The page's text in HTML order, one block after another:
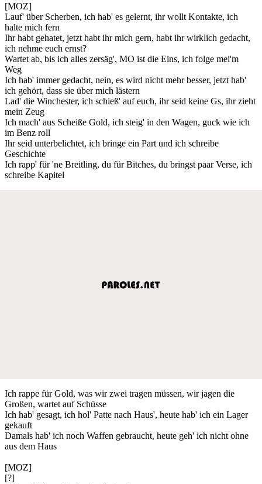
[MOZ]
Lauf' über Scherben, ich hab' es gelernt, ihr wollt Kontakte, ich
halte mich fern
Ihr habt gehatet, jetzt habt ihr mich gern, habt ihr wirklich gedacht,
ich nehme euch ernst?
Wartet ab, bis ich alles zersäg', MO ist die Eins, ich folge mei'm
Weg
Ich hab' immer gedacht, nein, es wird nicht mehr besser, jetzt hab'
ich gehört, dass sie über mich lästern
Lad' die Winchester, ich schieß' auf euch, ihr seid keine Gs, ihr zieht
mein Zeug
Ich mach' aus Scheiße Gold, ich steig' in den Wagen, guck wie ich
im Benz roll
Ihr seid unterbelichtet, ich bringe ein Part und ich schreibe
Geschichte
Ich rapp' für 'ne Breitling, du für Bitches, du bringst paar Verse, ich
schreibe Kapitel
Ich rappe für Gold, was wir zwei tragen müssen, wir jagen die
Großen, wartet auf Schüsse
Ich hab' gesagt, ich hol' Patte nach Haus', heute hab' ich ein Lager
gekauft
Damals hab' ich noch Waffen gebraucht, heute geh' ich nicht ohne
aus dem Haus
[MOZ]
[?]